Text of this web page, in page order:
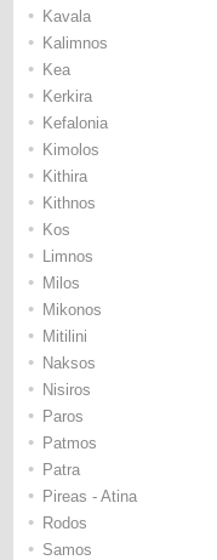
• Κavala
• Κalimnos
• Κea
• Κerkira
• Κefalonia
• Κimolos
• Κithira
• Κithnos
• Κos
• Limnos
• Μilos
• Μikonos
• Μitilini
• Νaksos
• Νisiros
• Paros
• Patmos
• Patra
• Pireas - Atina
• Rodos
• Samos